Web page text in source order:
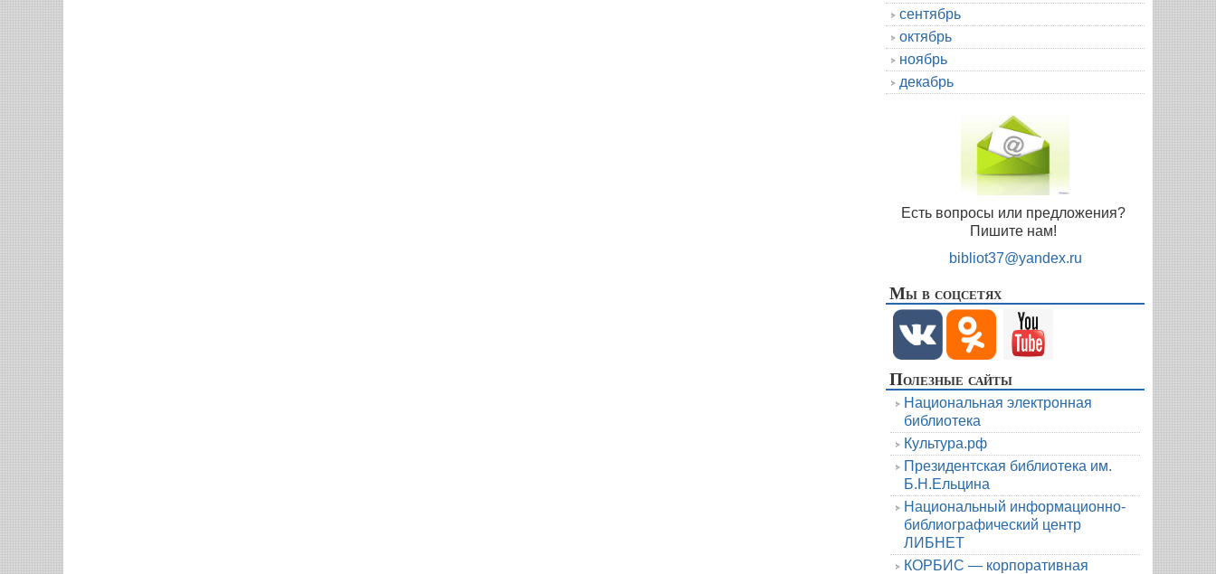
сентябрь
октябрь
ноябрь
декабрь
Есть вопросы или предложения?
Пишите нам!
bibliot37@yandex.ru
Мы в соцсетях
Полезные сайты
Национальная электронная
библиотека
Культура.рф
Президентская библиотека им.
Б.Н.Ельцина
Национальный информационно-
библиографический центр
ЛИБНЕТ
КОРБИС — корпоративная